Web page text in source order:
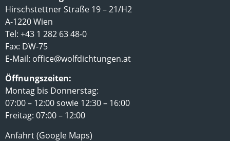
Hirschstettner Straße 19 – 21/H2
A-1220 Wien
Tel: +43 1 282 63 48-0
Fax: DW-75
E-Mail: office@wolfdichtungen.at
Öffnungszeiten:
Montag bis Donnerstag:
07:00 – 12:00 sowie 12:30 – 16:00
Freitag: 07:00 – 12:00
Anfahrt (Google Maps)